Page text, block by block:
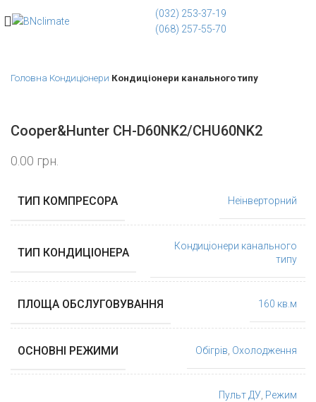
(032) 253-37-19
(068) 257-55-70
Головна Кондиціонери Кондиціонери канального типу
Cooper&Hunter CH-D60NK2/CHU60NK2
0.00 грн.
ТИП КОМПРЕСОРА Неінверторний
ТИП КОНДИЦІОНЕРА
Кондиціонери канального
типу
ПЛОЩА ОБСЛУГОВУВАННЯ 160 кв.м
ОСНОВНІ РЕЖИМИ Обігрів Охолодження
Пульт ДУ, Режим